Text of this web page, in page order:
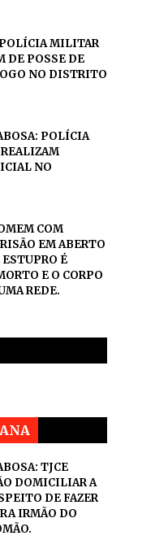
MILITAR
DE POSSE DE
NO DISTRITO
POLÍCIA
NO
COM
EM ABERTO
É
E O CORPO
REDE.
TJCE
DOMICILIAR A
DE FAZER
IRMÃO DO